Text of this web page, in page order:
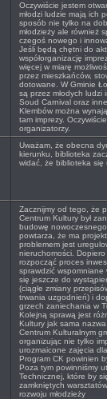
Oczywiście jestem
młodzi ludzie mają ich
sposób nie tylko na
młodzieży ale również
czegoś nowego i
Jeśli będą chętni do
współorganizację
więcej w miarę
przez mieszkańców,
dotowane. W Gminie
są przez młodych ludzi
Soud Carnival oraz
Klembów można
tam imprezy.
organizatorzy.
Uważam, że obecna
kierunku, biblioteka
widać, że biblioteka się
Zacznijmy od tego, że
Centrum Kultury był
budowę
powtarza, że ma
problemem jest
nieruchomości.
rozpocząć proces
sprawdzić
się jeszcze do
(ciągłe zmiany
trwania uzgodnień) i
grzech zaniechania w
Kolejną sprawą jest
Kultury jak sama
Centrum Kulturalnym
organizując nie tylko
urozmaicone zajęcia
Program CK powinien
Poza tym powinniśmy
Technicznej, które by
zamkniętych
rozwoju młodzieży